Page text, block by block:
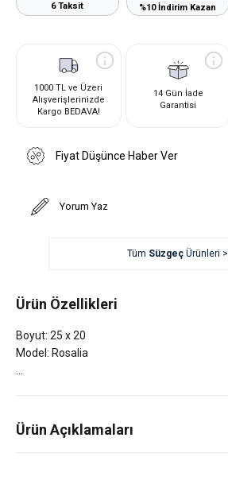
6 Taksit
%10 İndirim Kazan
1000 TL ve Üzeri
Alışverişlerinizde
Kargo BEDAVA!
14 Gün İade
Garantisi
Fiyat Düşünce Haber Ver
Yorum Yaz
Tüm Süzgeç Ürünleri >
Ürün Özellikleri
Boyut: 25 x 20
Model: Rosalia
Ürün Açıklamaları